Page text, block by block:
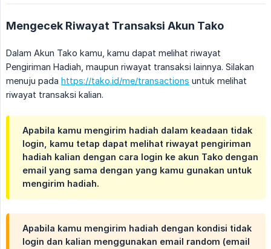
Mengecek Riwayat Transaksi Akun Tako
Dalam Akun Tako kamu, kamu dapat melihat riwayat
Pengiriman Hadiah, maupun riwayat transaksi lainnya. Silakan
menuju pada https://tako.id/me/transactions untuk melihat
riwayat transaksi kalian.
Apabila kamu mengirim hadiah dalam keadaan tidak
login, kamu tetap dapat melihat riwayat pengiriman
hadiah kalian dengan cara login ke akun Tako dengan
email yang sama dengan yang kamu gunakan untuk
mengirim hadiah.
Apabila kamu mengirim hadiah dengan kondisi tidak
login dan kalian menggunakan email random (email